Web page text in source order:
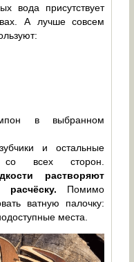
вода присутствует
А лучше совсем
в выбранном
и остальные
со всех сторон.
растворяют
Помимо
ватную палочку:
места.